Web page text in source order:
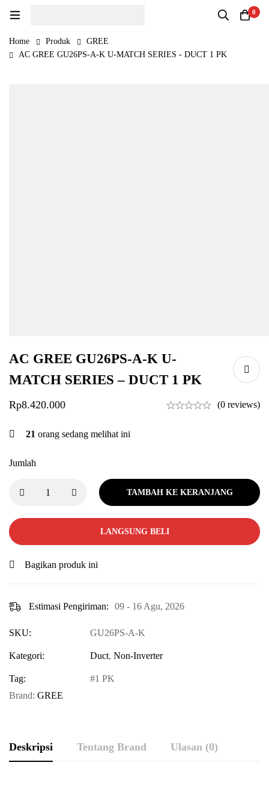
0
Home Produk
GREE
AC GREE GU26PS-A-K U-MATCH SERIES - DUCT 1 PK
AC GREE GU26PS-A-K U-
MATCH SERIES – DUCT 1 PK
Rp8.420.000 (0 reviews)
21 orang sedang melihat ini
Jumlah
TAMBAH KE KERANJANG
LANGSUNG BELI
Bagikan produk ini
Estimasi Pengiriman: 09 - 16 Agu, 2026
SKU: GU26PS-A-K
Kategori: Duct, Non-Inverter
Tag:
1 PK
Brand: GREE
Deskripsi Tentang Brand Ulasan (0)